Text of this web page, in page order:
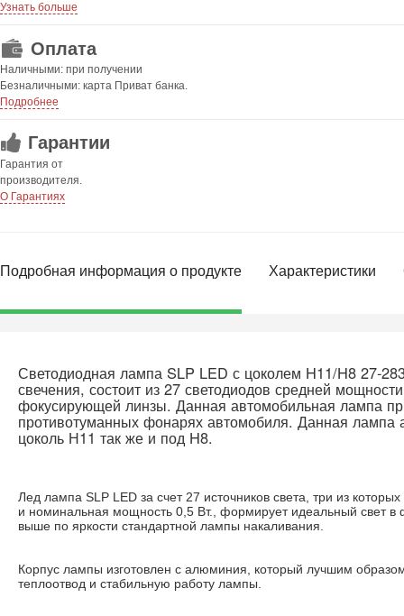
Узнать больше
Оплата
Наличными: при получении
Безналичными: карта Приват банка.
Подробнее
Гарантии
Гарантия от
производителя.
О Гарантиях
Подробная информация о продукте Характеристики
Светодиодная лампа SLP LED с цоколем H11/H8 27-
свечения, состоит из 27 светодиодов средней
фокусирующей линзы. Данная автомобильная лампа
противотуманных фонарях автомобиля. Данная лампа
цоколь Н11 так же и под H8.
Лед лампа SLP LED за счет 27 источников света, три из
и номинальная мощность 0,5 Вт., формирует идеальный свет в
выше по яркости стандартной лампы накаливания.
Корпус лампы изготовлен с алюминия, который лучшим
теплоотвод и стабильную работу лампы.